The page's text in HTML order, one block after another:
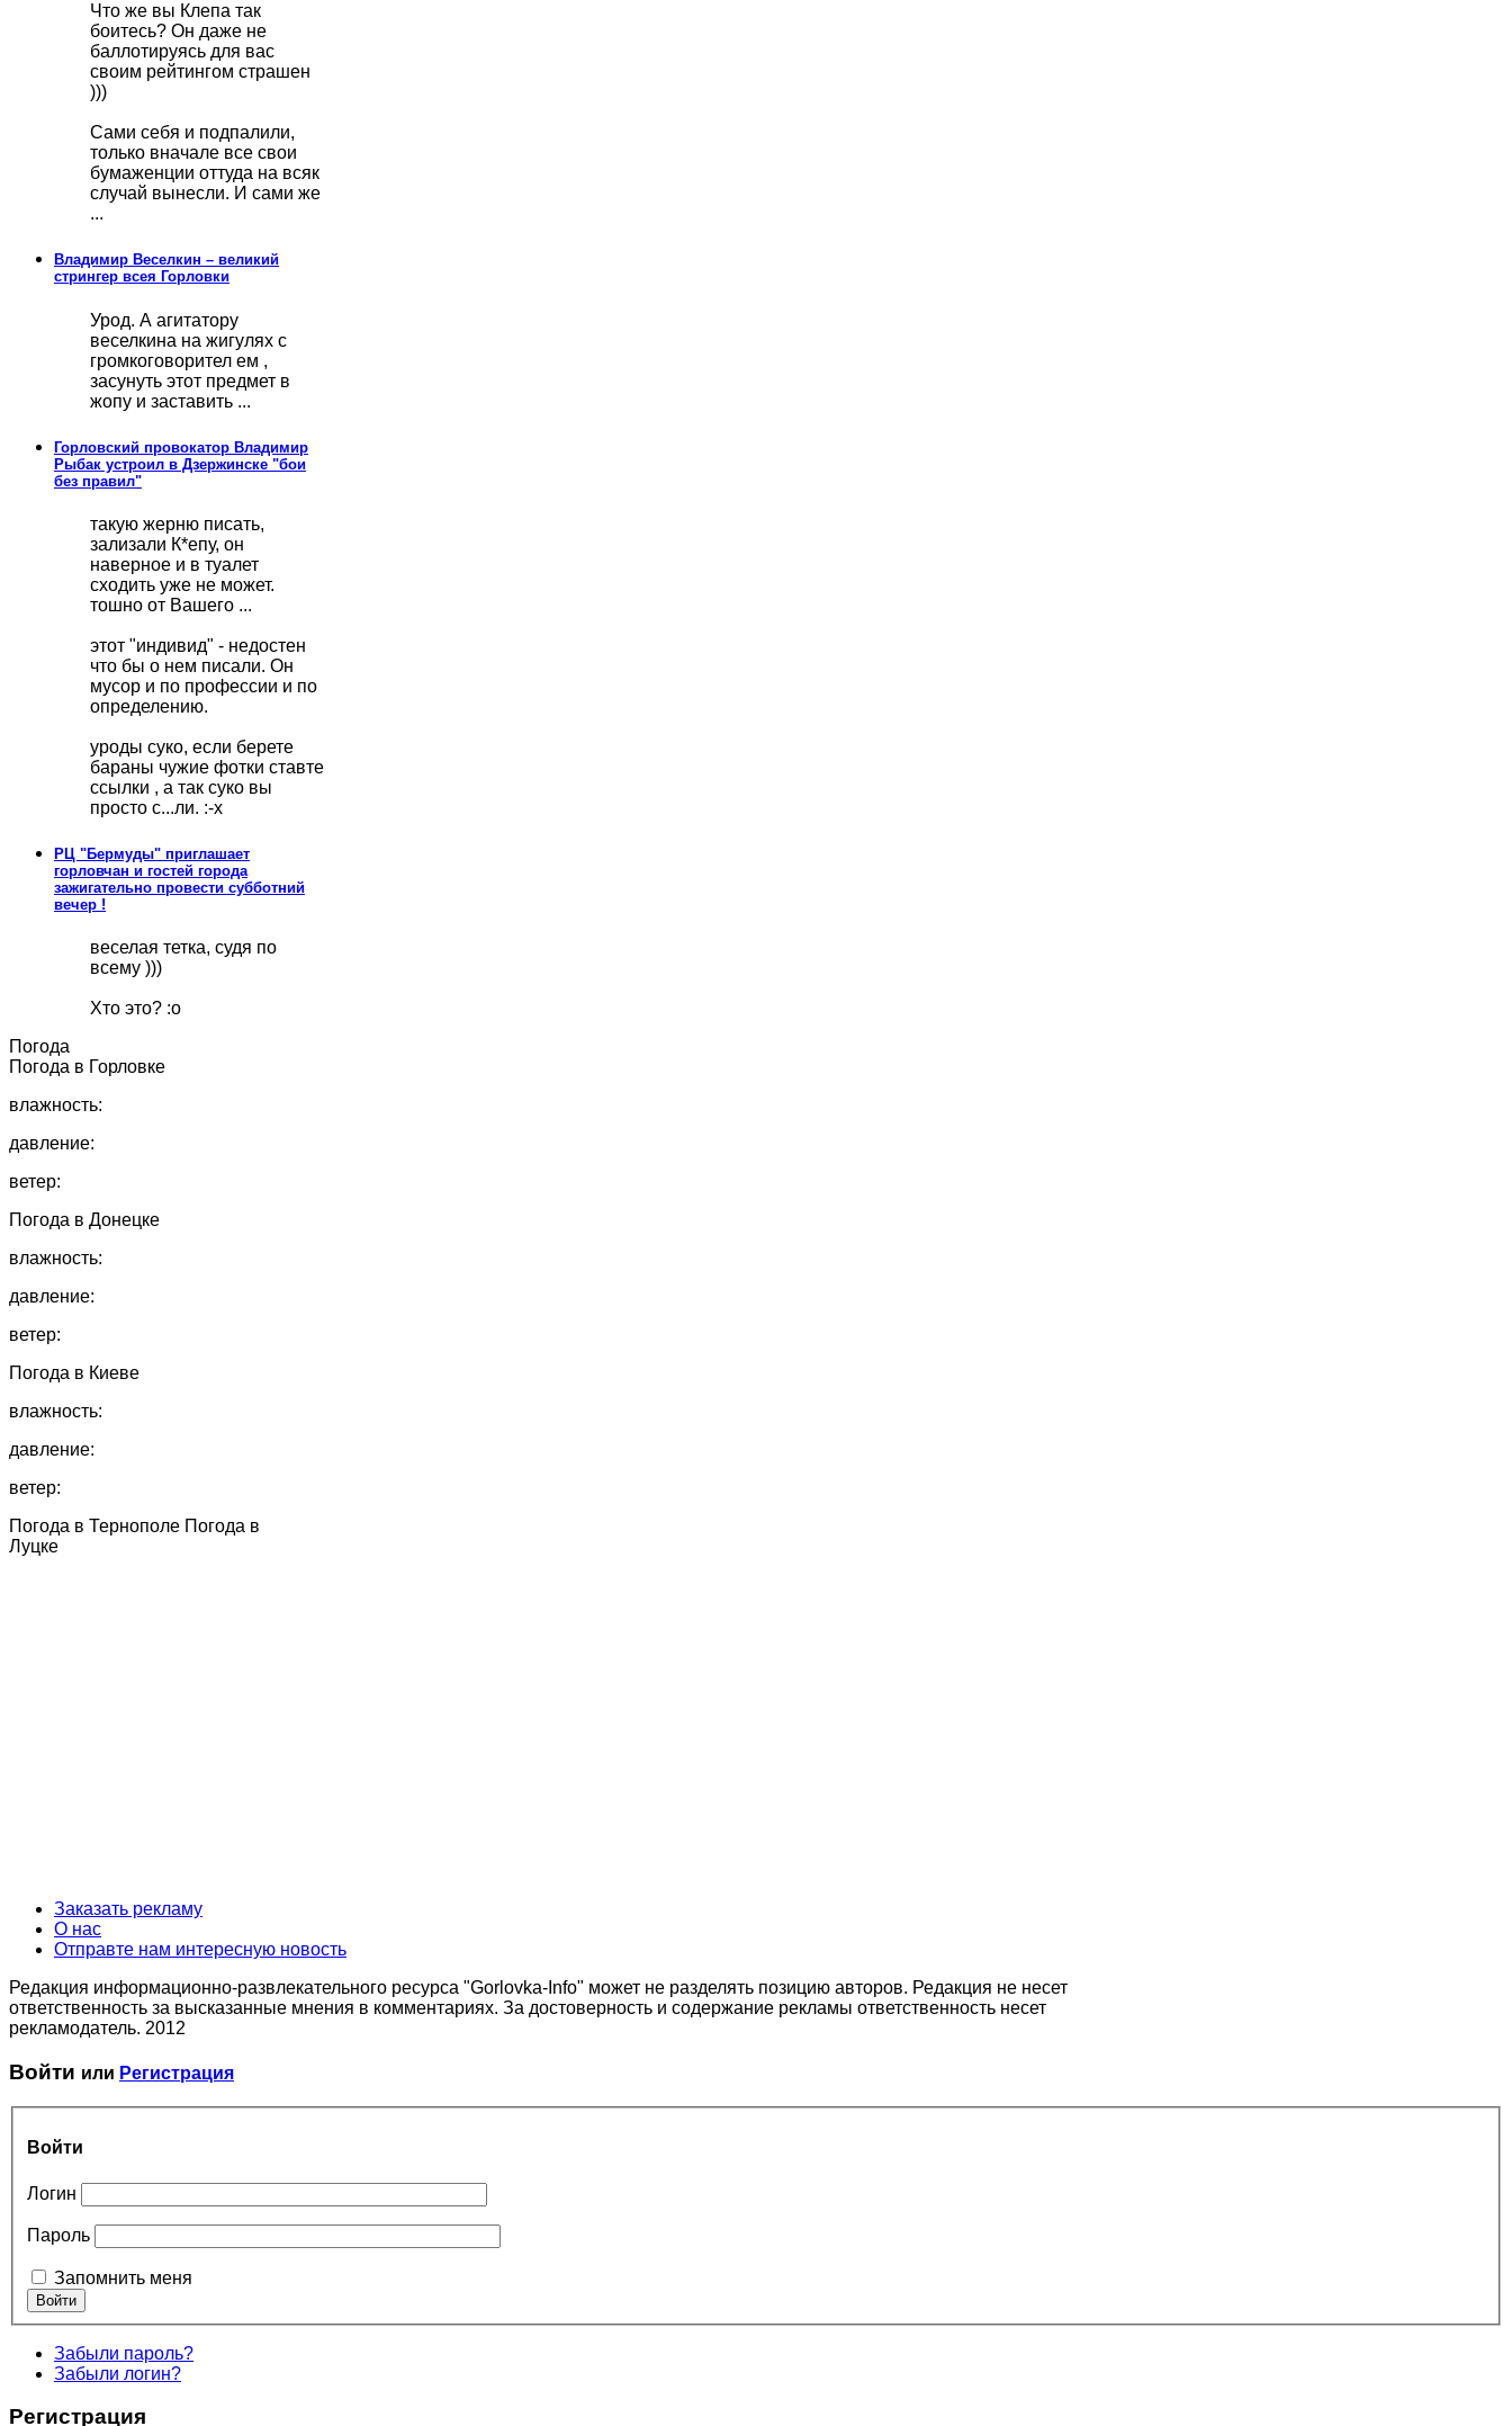
Что же вы Клепа так
боитесь? Он даже не
баллотируясь для вас
своим рейтингом страшен
)))
Сами себя и подпалили,
только вначале все свои
бумаженции оттуда на всяк
случай вынесли. И сами же
...
Владимир Веселкин – великий
стрингер всея Горловки
Урод. А агитатору
веселкина на жигулях с
громкоговорител ем ,
засунуть этот предмет в
жопу и заставить ...
Горловский провокатор Владимир
Рыбак устроил в Дзержинске "бои
без правил"
такую жерню писать,
зализали К*епу, он
наверное и в туалет
сходить уже не может.
тошно от Вашего ...
этот "индивид" - недостен
что бы о нем писали. Он
мусор и по профессии и по
определению.
уроды суко, если берете
бараны чужие фотки ставте
ссылки , а так суко вы
просто с...ли. :-x
РЦ "Бермуды" приглашает
горловчан и гостей города
зажигательно провести субботний
вечер !
веселая тетка, судя по
всему )))
Хто это? :o
Погода
Погода в Горловке
влажность:
давление:
ветер:
Погода в Донецке
влажность:
давление:
ветер:
Погода в Киеве
влажность:
давление:
ветер:
Погода в Тернополе Погода в
Луцке
Заказать рекламу
О нас
Отправте нам интересную новость
Редакция информационно-развлекательного ресурса "Gorlovka-Info" может не разделять позицию авторов. Редакция не несет
ответственность за высказанные мнения в комментариях. За достоверность и содержание рекламы ответственность несет
рекламодатель. 2012
Войти или Регистрация
Войти
Логин
Пароль
Запомнить меня
Забыли пароль?
Забыли логин?
Регистрация